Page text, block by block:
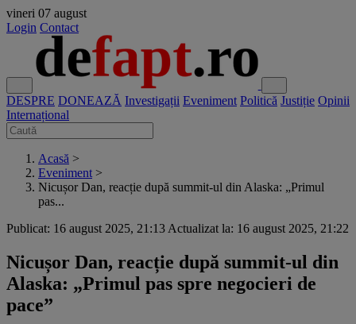
vineri 07 august
Login Contact
DESPRE DONEAZĂ Investigații Eveniment Politică Justiție Opinii
Internațional
Acasă >
Eveniment >
Nicușor Dan, reacție după summit-ul din Alaska: „Primul
pas...
Publicat: 16 august 2025, 21:13 Actualizat la: 16 august 2025, 21:22
Nicușor Dan, reacție după summit-ul din
Alaska: „Primul pas spre negocieri de
pace”